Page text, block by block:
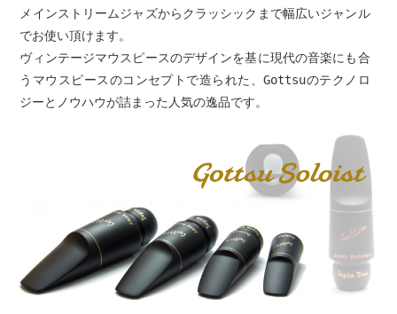
メインストリームジャズからクラッシックまで幅広いジャンル
でお使い頂けます。
ヴィンテージマウスピースのデザインを基に現代の音楽にも合
うマウスピースのコンセプトで造られた、Gottsuのテクノロ
ジーとノウハウが詰まった人気の逸品です。